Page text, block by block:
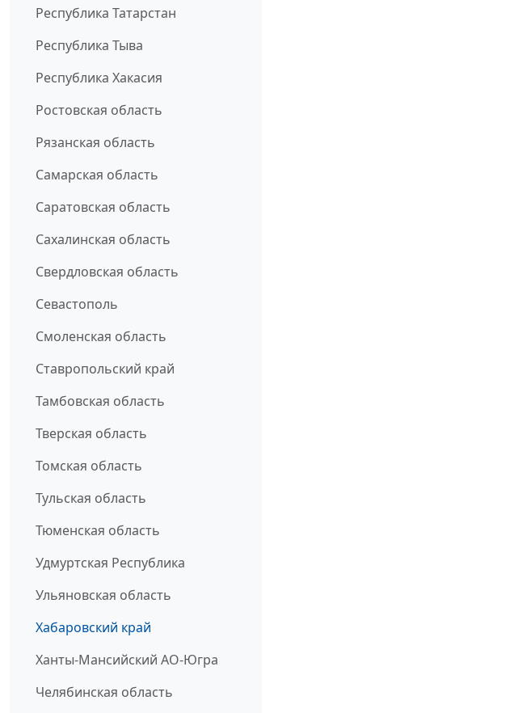
Республика Татарстан
Республика Тыва
Республика Хакасия
Ростовская область
Рязанская область
Самарская область
Саратовская область
Сахалинская область
Свердловская область
Севастополь
Смоленская область
Ставропольский край
Тамбовская область
Тверская область
Томская область
Тульская область
Тюменская область
Удмуртская Республика
Ульяновская область
Хабаровский край
Ханты-Мансийский АО-Югра
Челябинская область